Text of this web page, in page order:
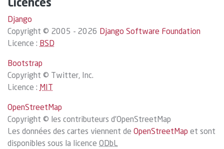
Licences
Django
Copyright © 2005 - 2026 Django Software Foundation
Licence : BSD
Bootstrap
Copyright © Twitter, Inc.
Licence : MIT
OpenStreetMap
Copyright © les contributeurs d’OpenStreetMap
Les données des cartes viennent de OpenStreetMap et sont
disponibles sous la licence ODbL